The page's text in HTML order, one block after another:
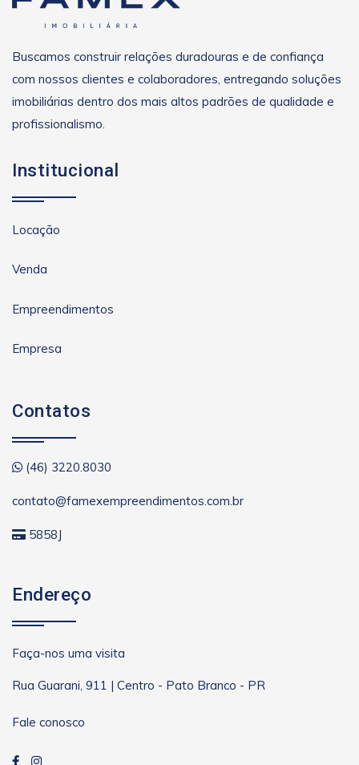
Buscamos construir relações duradouras e de confiança
com nossos clientes e colaboradores, entregando soluções
imobiliárias dentro dos mais altos padrões de qualidade e
profissionalismo.
Institucional
Locação
Venda
Empreendimentos
Empresa
Contatos
(46) 3220.8030
contato@famexempreendimentos.com.br
5858J
Endereço
Faça-nos uma visita
Rua Guarani, 911 | Centro - Pato Branco - PR
Fale conosco